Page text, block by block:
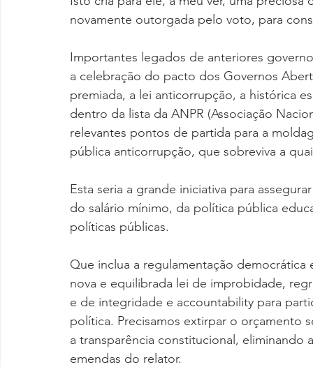
novamente outorgada pelo voto, para
Importantes legados de anteriores
a celebração do pacto dos Governos
premiada, a lei anticorrupção, a histórica
dentro da lista da ANPR (Associação
relevantes pontos de partida para a
pública anticorrupção, que sobreviva a
Esta seria a grande iniciativa para
do salário mínimo, da política pública
políticas públicas.
Que inclua a regulamentação
nova e equilibrada lei de improbidade,
e de integridade e accountability para
política. Precisamos extirpar o orçamento
a transparência constitucional,
emendas do relator.